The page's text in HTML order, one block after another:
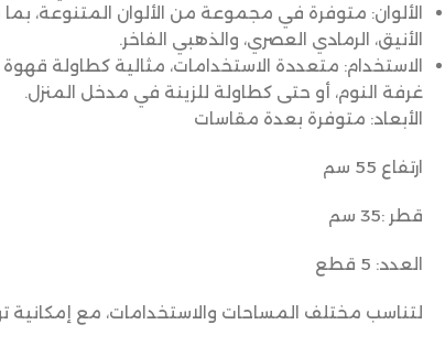
الألوان: متوفرة في مجموعة من الألوان المتنوعة، بما
الأنيق، الرمادي العصري، والذهبي الفاخر.
الاستخدام: متعددة الاستخدامات، مثالية كطاولة
غرفة النوم، أو حتى كطاولة للزينة في مدخل المنزل.
الأبعاد: متوفرة بعدة مقاسات
ارتفاع 55 سم
قطر :35 سم
العدد: 5 قطع
لتناسب مختلف المساحات والاستخدامات، مع